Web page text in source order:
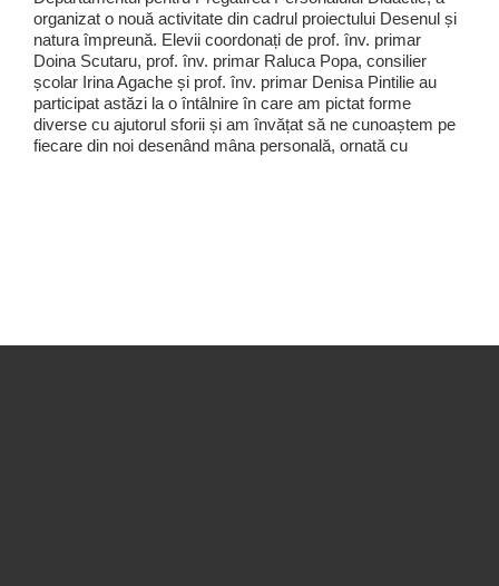
organizat o nouă activitate din cadrul proiectului Desenul și
natura împreună. Elevii coordonați de prof. înv. primar
Doina Scutaru, prof. înv. primar Raluca Popa, consilier
școlar Irina Agache și prof. înv. primar Denisa Pintilie au
participat astăzi la o întâlnire în care am pictat forme
diverse cu ajutorul sforii și am învățat să ne cunoaștem pe
fiecare din noi desenând mâna personală, ornată cu